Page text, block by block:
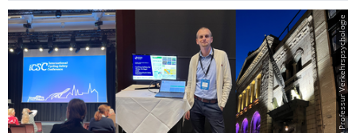
© Professur Verkehrspsychologie